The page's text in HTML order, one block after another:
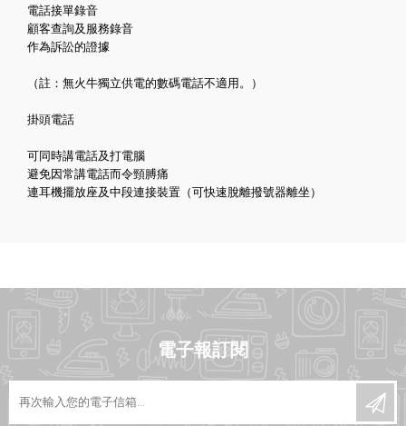
電話接單錄音
顧客查詢及服務錄音
作為訴訟的證據
（註：無火牛獨立供電的數碼電話不適用。）
掛頭電話
可同時講電話及打電腦
避免因常講電話而令頸膊痛
連耳機擺放座及中段連接裝置（可快速脫離撥號器離坐）
電子報訂閱